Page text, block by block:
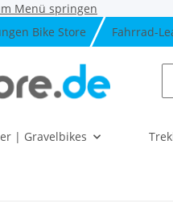
Menü springen
Bike Store Fahrrad-
| Gravelbikes